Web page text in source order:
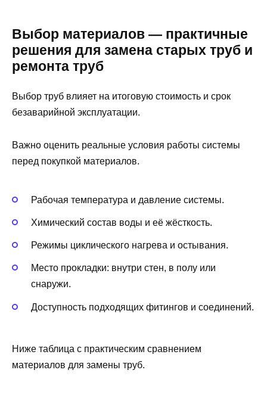
Выбор материалов — практичные
решения для замена старых труб и
ремонта труб
Выбор труб влияет на итоговую стоимость и срок
безаварийной эксплуатации.
Важно оценить реальные условия работы системы
перед покупкой материалов.
Рабочая температура и давление системы.
Химический состав воды и её жёсткость.
Режимы циклического нагрева и остывания.
Место прокладки: внутри стен, в полу или
снаружи.
Доступность подходящих фитингов и соединений.
Ниже таблица с практическим сравнением
материалов для замены труб.